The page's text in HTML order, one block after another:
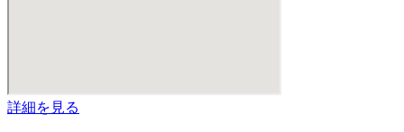
詳細を見る